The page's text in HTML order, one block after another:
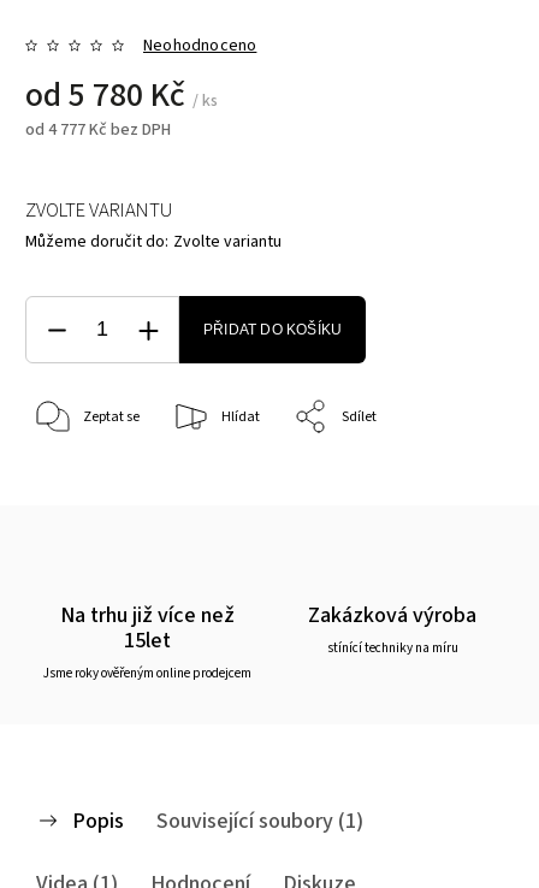
Neohodnoceno
od 5 780 Kč / ks
od 4 777 Kč bez DPH
ZVOLTE VARIANTU
Můžeme doručit do: Zvolte variantu
PŘIDAT DO KOŠÍKU
Zeptat se Hlídat Sdílet
Na trhu již více než
15let
Jsme roky ověřeným online prodejcem
Zakázková výroba
stínící techniky na míru
Popis
Související soubory (1)